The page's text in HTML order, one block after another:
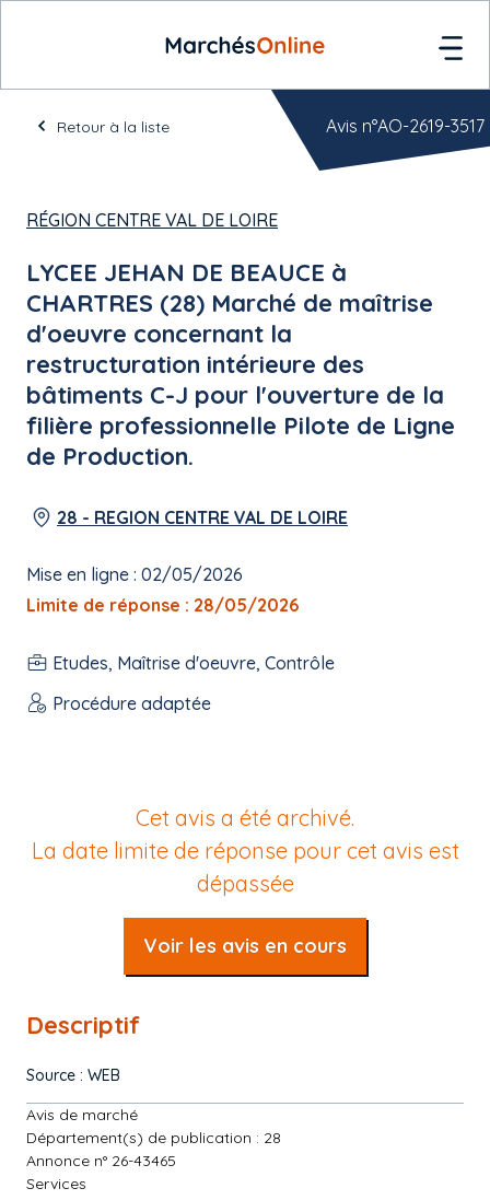
Retour à la liste
RÉGION CENTRE VAL DE LOIRE
LYCEE JEHAN DE BEAUCE à
CHARTRES (28) Marché de maîtrise
d'oeuvre concernant la
restructuration intérieure des
bâtiments C-J pour l'ouverture de la
filière professionnelle Pilote de Ligne
de Production.
28 - REGION CENTRE VAL DE LOIRE
Mise en ligne : 02/05/2026
Limite de réponse : 28/05/2026
Etudes, Maîtrise d'oeuvre, Contrôle
Procédure adaptée
Avis n°AO-2619-3517
Cet avis a été archivé.
La date limite de réponse pour cet avis est
dépassée
Voir les avis en cours
Descriptif
Source : WEB
Avis de marché
Département(s) de publication : 28
Annonce n° 26-43465
Services